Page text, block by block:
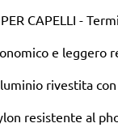
CAPELLI -
e leggero
rivestita
resistente al